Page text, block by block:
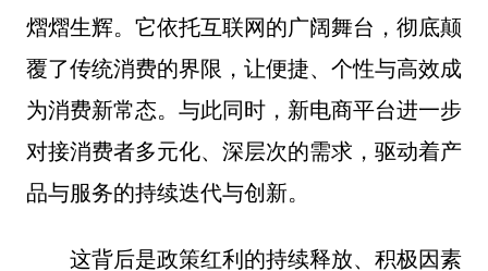
熠熠生辉。它依托互联网的广阔舞台，彻底颠
覆了传统消费的界限，让便捷、个性与高效成
为消费新常态。与此同时，新电商平台进一步
对接消费者多元化、深层次的需求，驱动着产
品与服务的持续迭代与创新。
这背后是政策红利的持续释放、积极因素